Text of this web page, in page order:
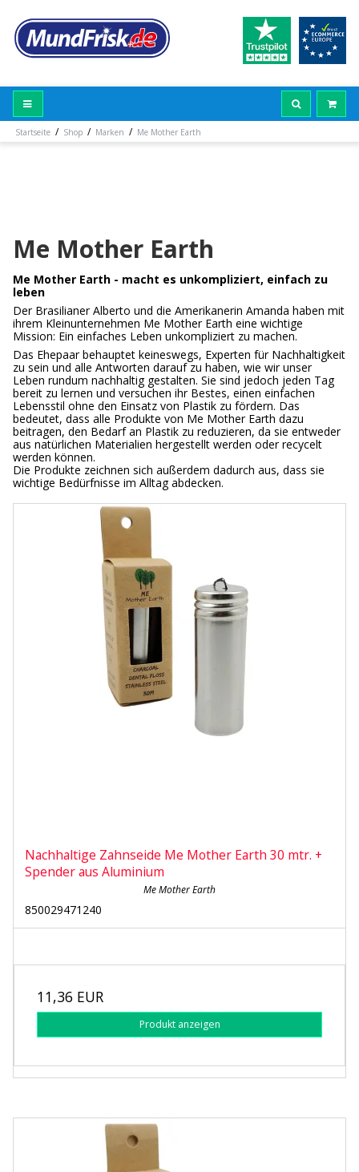
Startseite / Shop / Marken / Me Mother Earth
Me Mother Earth
Me Mother Earth - macht es unkompliziert, einfach zu
leben
Der Brasilianer Alberto und die Amerikanerin Amanda haben mit
ihrem Kleinunternehmen Me Mother Earth eine wichtige
Mission: Ein einfaches Leben unkompliziert zu machen.
Das Ehepaar behauptet keineswegs, Experten für Nachhaltigkeit
zu sein und alle Antworten darauf zu haben, wie wir unser
Leben rundum nachhaltig gestalten. Sie sind jedoch jeden Tag
bereit zu lernen und versuchen ihr Bestes, einen einfachen
Lebensstil ohne den Einsatz von Plastik zu fördern. Das
bedeutet, dass alle Produkte von Me Mother Earth dazu
beitragen, den Bedarf an Plastik zu reduzieren, da sie entweder
aus natürlichen Materialien hergestellt werden oder recycelt
werden können.
Die Produkte zeichnen sich außerdem dadurch aus, dass sie
wichtige Bedürfnisse im Alltag abdecken.
Nachhaltige Zahnseide Me Mother Earth 30 mtr. +
Spender aus Aluminium
Me Mother Earth
850029471240
11,36 EUR
Produkt anzeigen